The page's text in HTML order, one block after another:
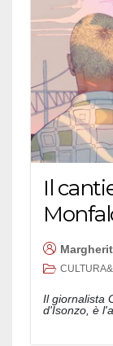
Il
Il giornalista
d'Isonzo, è